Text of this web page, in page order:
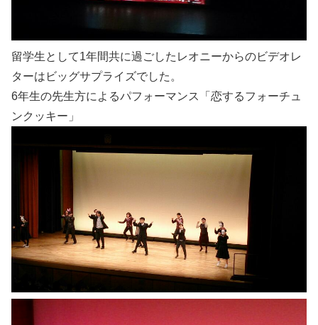
留学生として1年間共に過ごしたレオニーからのビデオレ
ターはビッグサプライズでした。
6年生の先生方によるパフォーマンス「恋するフォーチュ
ンクッキー」